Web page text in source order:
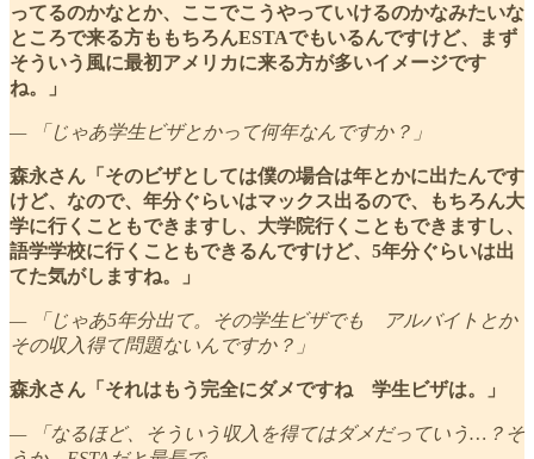
ってるのかなとか、ここでこうやっていけるのかなみたいな
ところで来る方ももちろんESTAでもいるんですけど、まず
そういう風に最初アメリカに来る方が多いイメージです
ね。」
— 「じゃあ学生ビザとかって何年なんですか？」
森永さん「そのビザとしては僕の場合は年とかに出たんです
けど、なので、年分ぐらいはマックス出るので、もちろん大
学に行くこともできますし、大学院行くこともできますし、
語学学校に行くこともできるんですけど、5年分ぐらいは出
てた気がしますね。」
— 「じゃあ5年分出て。その学生ビザでも アルバイトとか
その収入得て問題ないんですか？」
森永さん「それはもう完全にダメですね 学生ビザは。」
— 「なるほど、そういう収入を得てはダメだっていう…？そ